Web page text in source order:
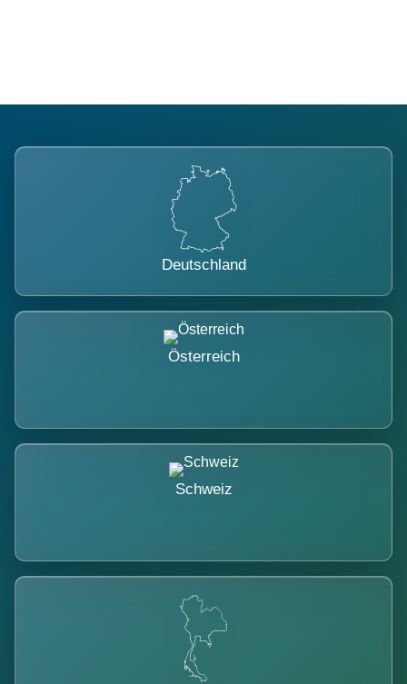
Deutschland
Österreich
Schweiz